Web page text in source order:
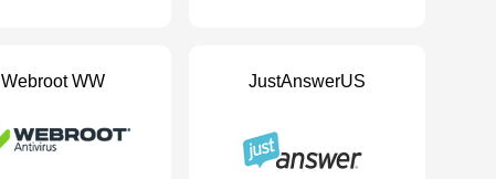
Webroot WW JustAnswerUS